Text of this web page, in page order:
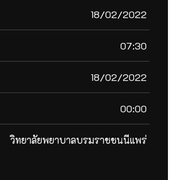
18/02/2022
07:30
18/02/2022
00:00
วิทยาลัยพยาบาลบรมราชชนนีแพร่